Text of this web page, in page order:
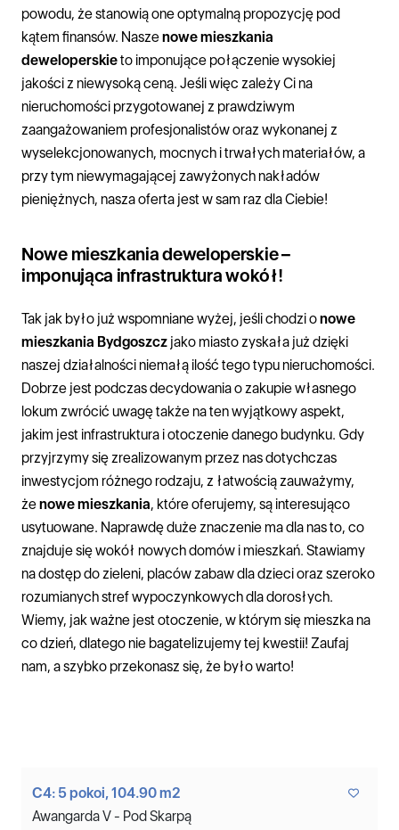
powodu, że stanowią one optymalną propozycję pod
kątem finansów. Naszenowe mieszkania
deweloperskieto imponujące połączenie wysokiej
jakości z niewysoką ceną. Jeśli więc zależy Ci na
nieruchomości przygotowanej z prawdziwym
zaangażowaniem profesjonalistów oraz wykonanej z
wyselekcjonowanych, mocnych i trwałych materiałów, a
przy tym niewymagającej zawyżonych nakładów
pieniężnych, nasza oferta jest w sam raz dla Ciebie!
Nowe mieszkania deweloperskie –
imponująca infrastruktura wokół!
Tak jak było już wspomniane wyżej, jeśli chodzi onowe
mieszkania Bydgoszcz jako miasto zyskała już dzięki
naszej działalności niemałą ilość tego typu nieruchomości.
Dobrze jest podczas decydowania o zakupie własnego
lokum zwrócić uwagę także na ten wyjątkowy aspekt,
jakim jest infrastruktura i otoczenie danego budynku. Gdy
przyjrzymy się zrealizowanym przez nas dotychczas
inwestycjom różnego rodzaju, z łatwością zauważymy,
żenowe mieszkania, które oferujemy, są interesująco
usytuowane. Naprawdę duże znaczenie ma dla nas to, co
znajduje się wokół nowych domów i mieszkań. Stawiamy
na dostęp do zieleni, placów zabaw dla dzieci oraz szeroko
rozumianych stref wypoczynkowych dla dorosłych.
Wiemy, jak ważne jest otoczenie, w którym się mieszka na
co dzień, dlatego nie bagatelizujemy tej kwestii! Zaufaj
nam, a szybko przekonasz się, że było warto!
C4: 5 pokoi, 104.90 m2
Awangarda V - Pod Skarpą